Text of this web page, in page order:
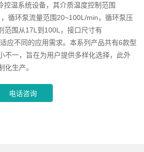
温系统设备，其介质温度控制范围
循环泵流量范围20~100L/min，循环泵压
范围从17L到100L，接口尺寸有
应不同的应用需求。本系列产品共有6款型
不一，旨在为用户提供多样化选择，此外
化生产。
电话咨询